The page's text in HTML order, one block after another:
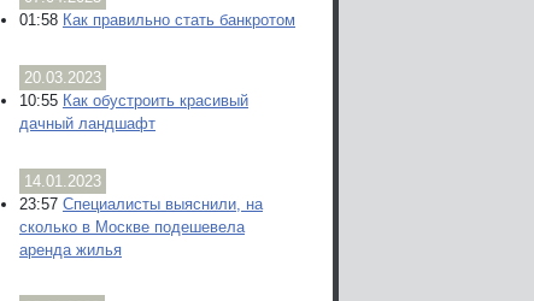
01:58 Как правильно стать банкротом
20.03.2023
10:55 Как обустроить красивый
дачный ландшафт
14.01.2023
23:57 Специалисты выяснили, на
сколько в Москве подешевела
аренда жилья